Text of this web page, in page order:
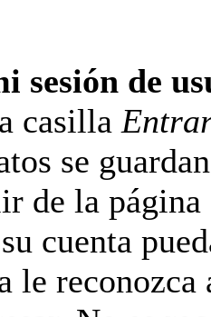
sesión de
casilla
se
de la
cuenta
le